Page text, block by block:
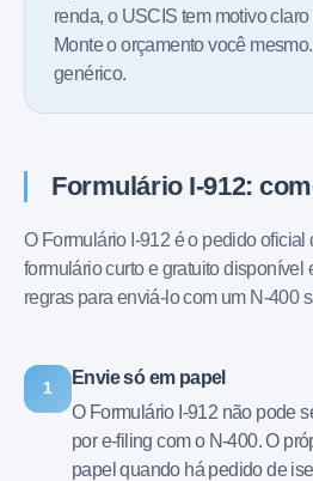
renda, o USCIS tem motivo
Monte o orçamento você
genérico.
Formulário I-912:
O Formulário I-912 é o pedido oficial
formulário curto e gratuito disponível
regras para enviá-lo com um N-400
1
Envie só em papel
O Formulário I-912 não pode
por e-filing com o N-400. O
papel quando há pedido de